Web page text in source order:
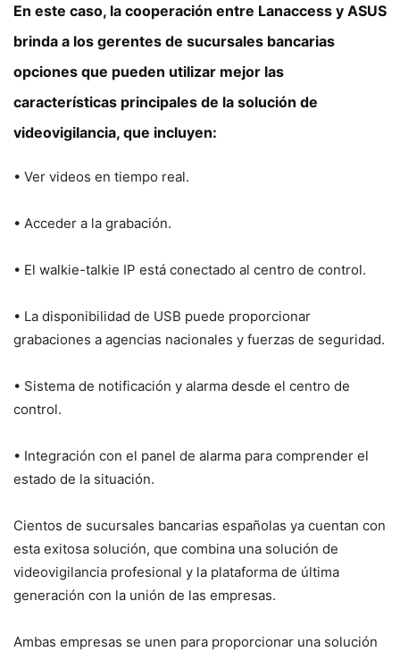
En este caso, la cooperación entre Lanaccess y ASUS
brinda a los gerentes de sucursales bancarias
opciones que pueden utilizar mejor las
características principales de la solución de
videovigilancia, que incluyen:
• Ver videos en tiempo real.
• Acceder a la grabación.
• El walkie-talkie IP está conectado al centro de control.
• La disponibilidad de USB puede proporcionar
grabaciones a agencias nacionales y fuerzas de seguridad.
• Sistema de notificación y alarma desde el centro de
control.
• Integración con el panel de alarma para comprender el
estado de la situación.
Cientos de sucursales bancarias españolas ya cuentan con
esta exitosa solución, que combina una solución de
videovigilancia profesional y la plataforma de última
generación con la unión de las empresas.
Ambas empresas se unen para proporcionar una solución